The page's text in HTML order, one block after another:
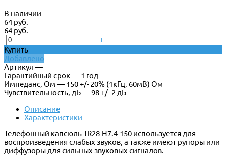
В наличии
64 руб.
64 руб.
-
+
Купить
Добавлено
Артикул —
Гарантийный срок — 1 год
Импеданс, Ом — 150 +/- 20% (1кГц, 60мВ) Ом
Чувствительность, дБ — 98 +/- 2 дБ
Описание
Характеристики
Телефонный капсюль TR28-H7.4-150 используется для
воспроизведения слабых звуков, а также имеют рупоры или
диффузоры для сильных звуковых сигналов.